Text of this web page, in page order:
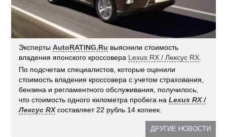
ЭкспертыAutoRATING.Ru выяснили стоимость
владения японского кроссовера Lexus RX / Лексус RX
По подсчетам специалистов, которые оценили
стоимость владения кроссовера с учетом страхования,
бензина и регламентного обслуживания, получилось,
что стоимость одного километра пробега наLexus RX /
Лексус RXсоставляет 22 рубль 14 копеек.
ДРУГИЕ НОВОСТИ